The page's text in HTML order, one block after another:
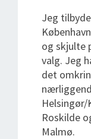
Jeg
og skjulte
valg. Jeg
det
Roskilde
Malmø.